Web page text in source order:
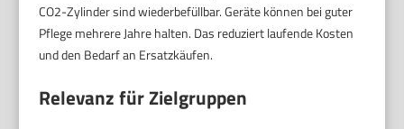
CO2-Zylinder sind wiederbefüllbar. Geräte können bei guter
Pflege mehrere Jahre halten. Das reduziert laufende Kosten
und den Bedarf an Ersatzkäufen.
Relevanz für Zielgruppen